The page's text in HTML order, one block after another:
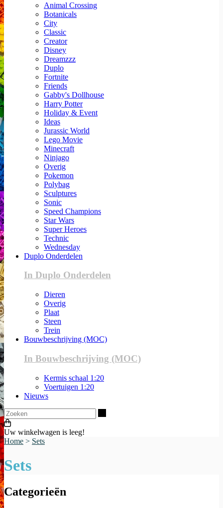
Animal Crossing
Botanicals
City
Classic
Creator
Disney
Dreamzzz
Duplo
Fortnite
Friends
Gabby's Dollhouse
Harry Potter
Holiday & Event
Ideas
Jurassic World
Lego Movie
Minecraft
Ninjago
Overig
Pokemon
Polybag
Sculptures
Sonic
Speed Champions
Star Wars
Super Heroes
Technic
Wednesday
Duplo Onderdelen
In Duplo Onderdelen
Dieren
Overig
Plaat
Steen
Trein
Bouwbeschrijving (MOC)
In Bouwbeschrijving (MOC)
Kermis schaal 1:20
Voertuigen 1:20
Nieuws
Uw winkelwagen is leeg!
Home > Sets
Sets
Categorieën